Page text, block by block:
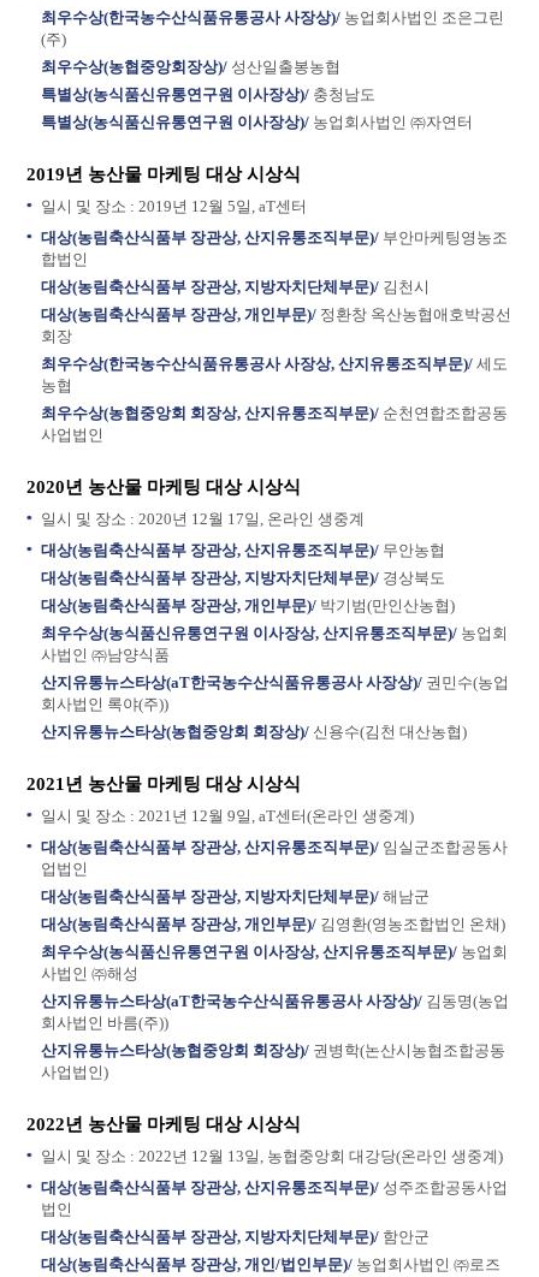
최우수상(한국농수산식품유통공사 사장상)/ 농업회사법인 조은그린
(주)
최우수상(농협중앙회장상)/ 성산일출봉농협
특별상(농식품신유통연구원 이사장상)/ 충청남도
특별상(농식품신유통연구원 이사장상)/ 농업회사법인 ㈜자연터
2019년 농산물 마케팅 대상 시상식
일시 및 장소 : 2019년 12월 5일, aT센터
대상(농림축산식품부 장관상, 산지유통조직부문)/ 부안마케팅영농조
합법인
대상(농림축산식품부 장관상, 지방자치단체부문)/ 김천시
대상(농림축산식품부 장관상, 개인부문)/ 정환창 옥산농협애호박공선
회장
최우수상(한국농수산식품유통공사 사장상, 산지유통조직부문)/세도
농협
최우수상(농협중앙회 회장상, 산지유통조직부문)/ 순천연합조합공동
사업법인
2020년 농산물 마케팅 대상 시상식
일시 및 장소 : 2020년 12월 17일, 온라인 생중계
대상(농림축산식품부 장관상, 산지유통조직부문)/ 무안농협
대상(농림축산식품부 장관상, 지방자치단체부문)/ 경상북도
대상(농림축산식품부 장관상, 개인부문)/ 박기범(만인산농협)
최우수상(농식품신유통연구원 이사장상, 산지유통조직부문)/ 농업회
사법인 ㈜남양식품
산지유통뉴스타상(aT한국농수산식품유통공사 사장상)/ 권민수(농업
회사법인 록야(주))
산지유통뉴스타상(농협중앙회 회장상)/ 신용수(김천 대산농협)
2021년 농산물 마케팅 대상 시상식
일시 및 장소 : 2021년 12월 9일, aT센터(온라인 생중계)
대상(농림축산식품부 장관상, 산지유통조직부문)/ 임실군조합공동사
업법인
대상(농림축산식품부 장관상, 지방자치단체부문)/해남군
대상(농림축산식품부 장관상, 개인부문)/ 김영환(영농조합법인 온채)
최우수상(농식품신유통연구원 이사장상, 산지유통조직부문)/ 농업회
사법인 ㈜해성
산지유통뉴스타상(aT한국농수산식품유통공사 사장상)/ 김동명(농업
회사법인 바름(주))
산지유통뉴스타상(농협중앙회 회장상)/ 권병학(논산시농협조합공동
사업법인)
2022년 농산물 마케팅 대상 시상식
일시 및 장소 : 2022년 12월 13일, 농협중앙회 대강당(온라인 생중계)
대상(농림축산식품부 장관상, 산지유통조직부문)/ 성주조합공동사업
법인
대상(농림축산식품부 장관상, 지방자치단체부문)/ 함안군
대상(농림축산식품부 장관상, 개인/법인부문)/ 농업회사법인 ㈜로즈